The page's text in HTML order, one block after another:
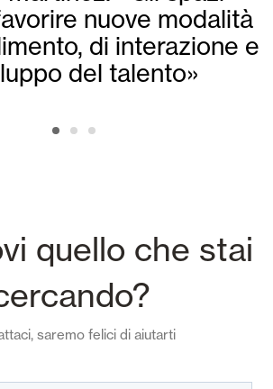
nuove modalità
di interazione e
del talento»
quello che stai
saremo felici di aiutarti